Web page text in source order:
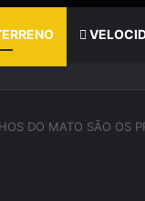
DO MATO SÃO OS